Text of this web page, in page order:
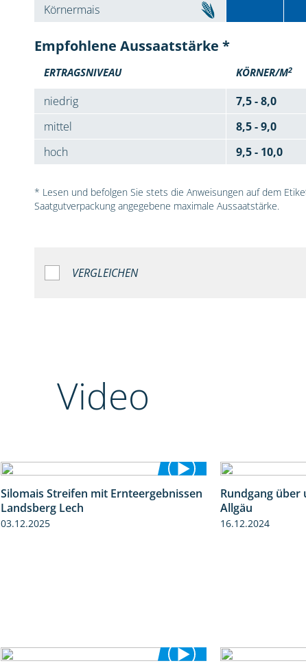
Körnermais
Empfohlene Aussaatstärke *
ERTRAGSNIVEAU KÖRNER/M2
niedrig
7,5 - 8,0
mittel
8,5 - 9,0
hoch
9,5 - 10,0
* Lesen und befolgen Sie stets die Anweisungen auf dem
Saatgutverpackung angegebene maximale Aussaatstärke.
VERGLEICHEN
Video
11:01
Silomais Streifen mit Ernteergebnissen
Landsberg Lech
03.12.2025
Rundgang über
Allgäu
16.12.2024